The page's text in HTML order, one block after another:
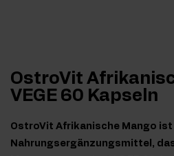
OstroVit
VEGE 60 Kapseln
OstroVit Afrikanische Mango
Nahrungsergänzungsmittel,